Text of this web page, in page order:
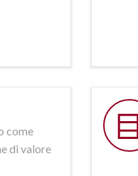
come
di valore